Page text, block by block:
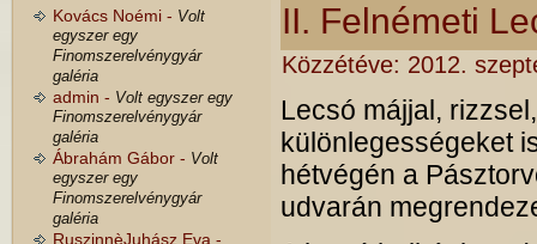
Kovács Noémi - Volt
egyszer egy
Finomszerelvénygyár
galéria
admin - Volt egyszer egy
Finomszerelvénygyár
galéria
Ábrahám Gábor - Volt
egyszer egy
Finomszerelvénygyár
galéria
RuszinnèJuhász Eva -
II. Felnémeti
Közzétéve: 2012.
Lecsó májjal,
különlegességeket
hétvégén a
udvarán